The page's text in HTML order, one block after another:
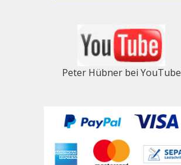
Peter Hübner bei YouTube